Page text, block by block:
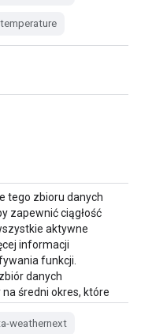
temperature
tego zbioru danych
zapewnić ciągłość
aktywne
informacji
funkcji.
danych
średni okres, które
weathernext